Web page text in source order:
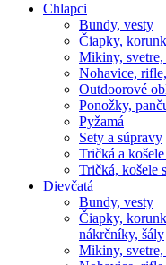
Chlapci
Bundy, vesty
Čiapky,
Mikiny,
Nohavice,
Outdoorové
Ponožky,
Pyžamá
Sety a súpravy
Tričká a
Tričká, košele
Dievčatá
Bundy, vesty
Čiapky,
nákrčníky, šály
Mikiny,